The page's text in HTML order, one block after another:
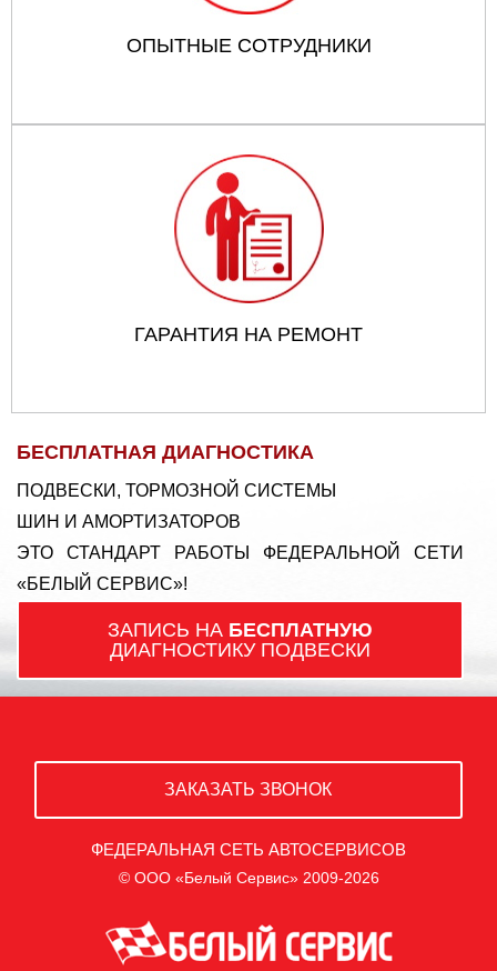
ОПЫТНЫЕ СОТРУДНИКИ
ГАРАНТИЯ НА РЕМОНТ
БЕСПЛАТНАЯ ДИАГНОСТИКА
ПОДВЕСКИ, ТОРМОЗНОЙ СИСТЕМЫ
ШИН И АМОРТИЗАТОРОВ
ЭТО СТАНДАРТ РАБОТЫ ФЕДЕРАЛЬНОЙ СЕТИ
«БЕЛЫЙ СЕРВИС»!
ЗАПИСЬ НА БЕСПЛАТНУЮ
ДИАГНОСТИКУ ПОДВЕСКИ
ЗАКАЗАТЬ ЗВОНОК
ФЕДЕРАЛЬНАЯ СЕТЬ АВТОСЕРВИСОВ
© ООО «Белый Сервис» 2009-2026